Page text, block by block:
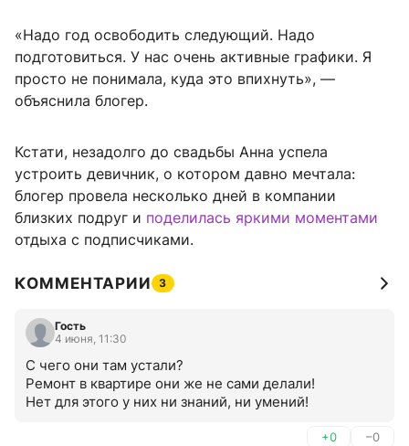
«Надо год освободить следующий. Надо
подготовиться. У нас очень активные графики. Я
просто не понимала, куда это впихнуть», —
объяснила блогер.
Кстати, незадолго до свадьбы Анна успела
устроить девичник, о котором давно мечтала:
блогер провела несколько дней в компании
близких подруг и поделилась яркими моментами
отдыха с подписчиками.
КОММЕНТАРИИ 3
Гость
4 июня, 11:30
С чего они там устали?
Ремонт в квартире они же не сами делали!
Нет для этого у них ни знаний, ни умений!
+0 –0